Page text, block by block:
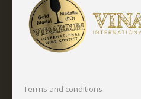
Terms and conditions